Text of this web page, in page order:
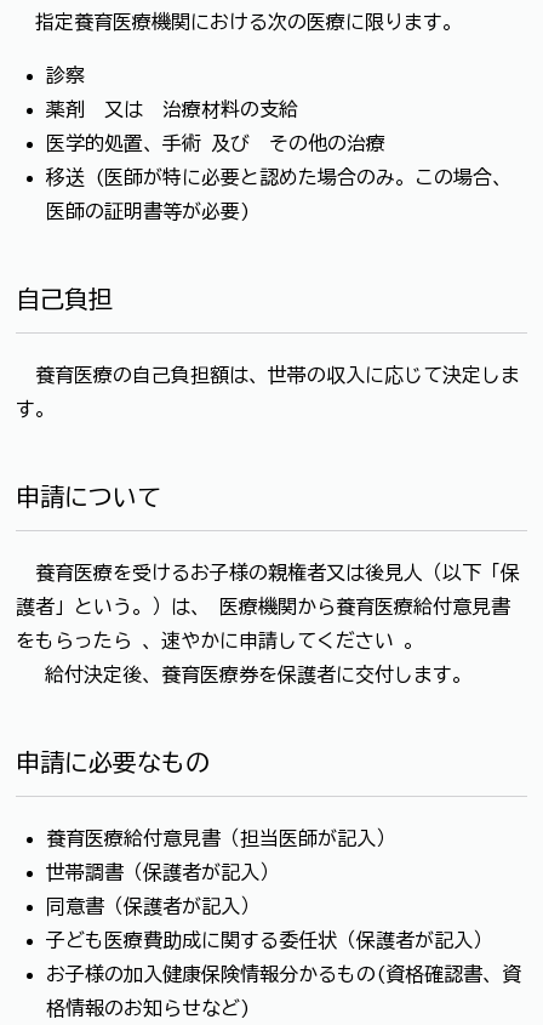
指定養育医療機関における次の医療に限ります。
診察
薬剤 又は 治療材料の支給
医学的処置、手術 及び その他の治療
移送 (医師が特に必要と認めた場合のみ。この場合、
医師の証明書等が必要)
自己負担
養育医療の自己負担額は、世帯の収入に応じて決定しま
す。
申請について
養育医療を受けるお子様の親権者又は後見人（以下「保
護者」という。）は、 医療機関から養育医療給付意見書
をもらったら 、速やかに申請してください 。
給付決定後、養育医療券を保護者に交付します。
申請に必要なもの
養育医療給付意見書（担当医師が記入）
世帯調書（保護者が記入）
同意書（保護者が記入）
子ども医療費助成に関する委任状（保護者が記入）
お子様の加入健康保険情報分かるもの(資格確認書、資
格情報のお知らせなど)